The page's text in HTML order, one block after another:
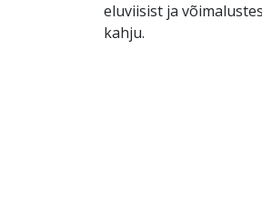
eluviisist ja
kahju.